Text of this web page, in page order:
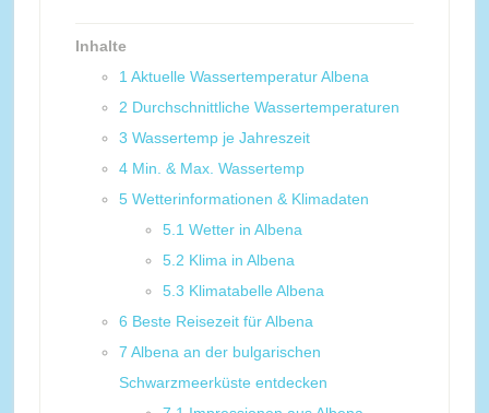
Inhalte
1 Aktuelle Wassertemperatur Albena
2 Durchschnittliche Wassertemperaturen
3 Wassertemp je Jahreszeit
4 Min. & Max. Wassertemp
5 Wetterinformationen & Klimadaten
5.1 Wetter in Albena
5.2 Klima in Albena
5.3 Klimatabelle Albena
6 Beste Reisezeit für Albena
7 Albena an der bulgarischen
Schwarzmeerküste entdecken